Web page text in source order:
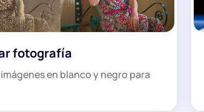
fotografía
en blanco y negro para